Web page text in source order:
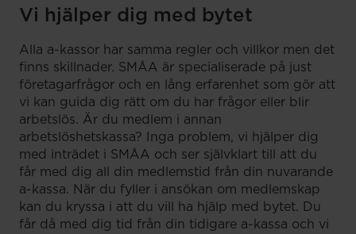
Vi hjälper dig med bytet
Alla a-kassor har samma regler och villkor men det
finns skillnader. SMÅA är specialiserade på just
företagarfrågor och en lång erfarenhet som gör att
vi kan guida dig rätt om du har frågor eller blir
arbetslös. Är du medlem i annan
arbetslöshetskassa? Inga problem, vi hjälper dig
med inträdet i SMÅA och ser självklart till att du
får med dig all din medlemstid från din nuvarande
a-kassa. När du fyller i ansökan om medlemskap
kan du kryssa i att du vill ha hjälp med bytet. Du
får då med dig tid från din tidigare a-kassa och vi